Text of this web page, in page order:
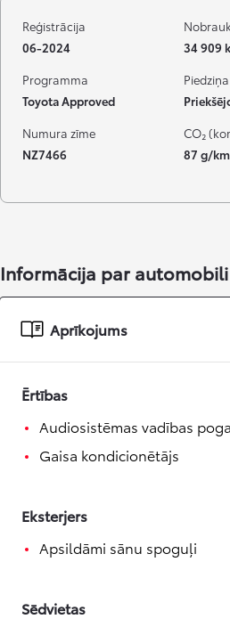
Reģistrācija
06-2024
34 909
Programma
Toyota Approved
Piedziņa
Numura zīme
NZ7466
CO₂
87 g/km
Informācija par automobili
Aprīkojums
Ērtības
Audiosistēmas vadības
Gaisa kondicionētājs
Eksterjers
Apsildāmi sānu spoguļi
Sēdvietas